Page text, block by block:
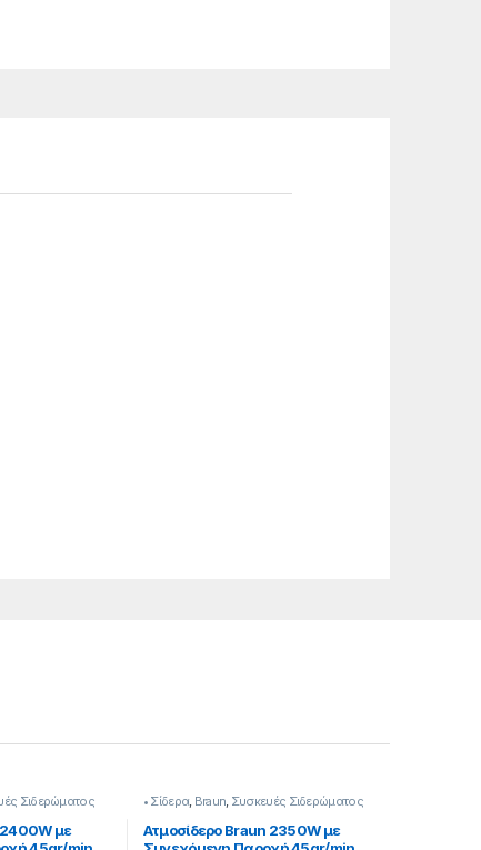
Σιδερώματος
2400W με
• Σίδερα, Braun, Συσκευές Σιδερώματος
Ατμοσίδερο Braun 2350W με